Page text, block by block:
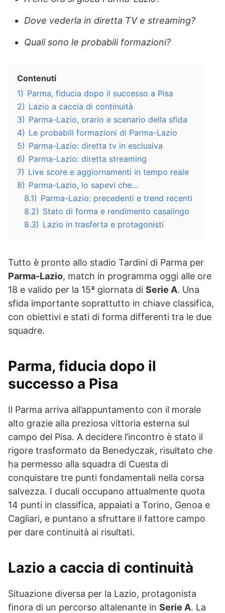
Dove vederla in diretta TV e streaming?
Quali sono le probabili formazioni?
Contenuti
1) Parma, fiducia dopo il successo a Pisa
2) Lazio a caccia di continuità
3) Parma-Lazio, orario e scenario della sfida
4) Le probabili formazioni di Parma-Lazio
5) Parma-Lazio: diretta tv in esclusiva
6) Parma-Lazio: diretta streaming
7) Live score e aggiornamenti in tempo reale
8) Parma-Lazio, lo sapevi che…
8.1) Parma-Lazio: precedenti e trend recenti
8.2) Stato di forma e rendimento casalingo
8.3) Lazio in trasferta e protagonisti
Tutto è pronto allo stadio Tardini di Parma per
Parma-Lazio, match in programma oggi alle ore
18 e valido per la 15ª giornata di Serie A. Una
sfida importante soprattutto in chiave classifica,
con obiettivi e stati di forma differenti tra le due
squadre.
Parma, fiducia dopo il
successo a Pisa
Il Parma arriva all’appuntamento con il morale
alto grazie alla preziosa vittoria esterna sul
campo del Pisa. A decidere l’incontro è stato il
rigore trasformato da Benedyczak, risultato che
ha permesso alla squadra di Cuesta di
conquistare tre punti fondamentali nella corsa
salvezza. I ducali occupano attualmente quota
14 punti in classifica, appaiati a Torino, Genoa e
Cagliari, e puntano a sfruttare il fattore campo
per dare continuità ai risultati.
Lazio a caccia di continuità
Situazione diversa per la Lazio, protagonista
finora di un percorso altalenante in Serie A. La